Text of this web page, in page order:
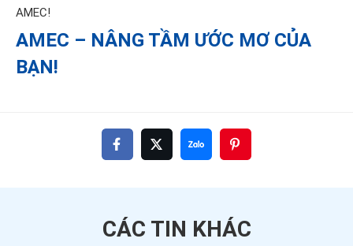
AMEC!
AMEC – NÂNG TẦM ƯỚC MƠ CỦA
BẠN!
CÁC TIN KHÁC